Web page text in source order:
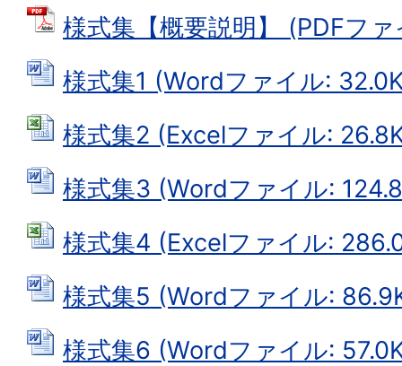
様式集【概要説明】 (PDFフ
様式集1 (Wordファイル:
様式集2 (Excelファイル:
様式集3 (Wordファイル:
様式集4 (Excelファイル:
様式集5 (Wordファイル:
様式集6 (Wordファイル: